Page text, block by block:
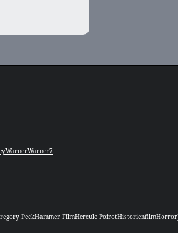
WarnerWarner7
PeckHammer FilmHercule PoirotHistorienfilmHorror